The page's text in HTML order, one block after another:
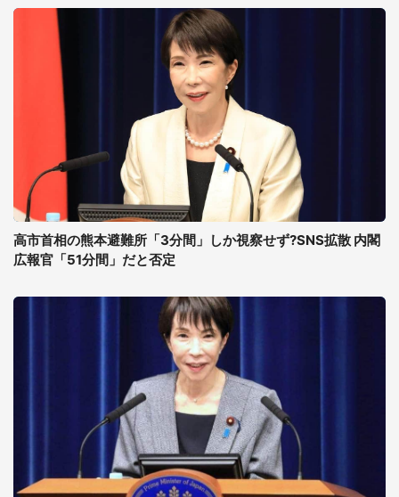
高市首相の熊本避難所「3分間」しか視察せず?SNS拡散 内閣
広報官「51分間」だと否定